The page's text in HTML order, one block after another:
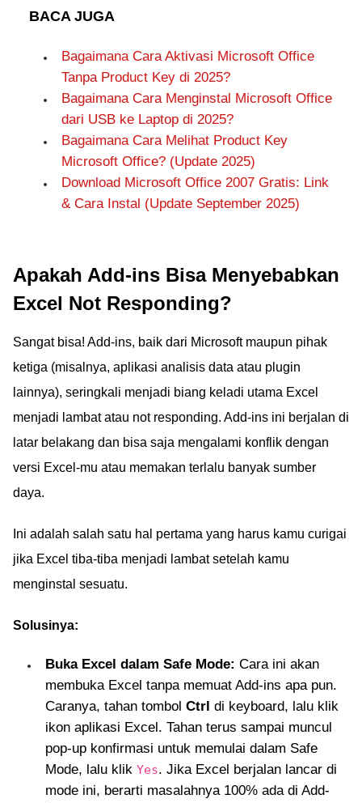
BACA JUGA
Bagaimana Cara Aktivasi Microsoft Office
Tanpa Product Key di 2025?
Bagaimana Cara Menginstal Microsoft Office
dari USB ke Laptop di 2025?
Bagaimana Cara Melihat Product Key
Microsoft Office? (Update 2025)
Download Microsoft Office 2007 Gratis: Link
& Cara Instal (Update September 2025)
Apakah Add-ins Bisa Menyebabkan
Excel Not Responding?
Sangat bisa! Add-ins, baik dari Microsoft maupun pihak
ketiga (misalnya, aplikasi analisis data atau plugin
lainnya), seringkali menjadi biang keladi utama Excel
menjadi lambat atau not responding. Add-ins ini berjalan di
latar belakang dan bisa saja mengalami konflik dengan
versi Excel-mu atau memakan terlalu banyak sumber
daya.
Ini adalah salah satu hal pertama yang harus kamu curigai
jika Excel tiba-tiba menjadi lambat setelah kamu
menginstal sesuatu.
Solusinya:
Buka Excel dalam Safe Mode: Cara ini akan
membuka Excel tanpa memuat Add-ins apa pun.
Caranya, tahan tombol Ctrl di keyboard, lalu klik
ikon aplikasi Excel. Tahan terus sampai muncul
pop-up konfirmasi untuk memulai dalam Safe
Mode, lalu klik Yes. Jika Excel berjalan lancar di
mode ini, berarti masalahnya 100% ada di Add-